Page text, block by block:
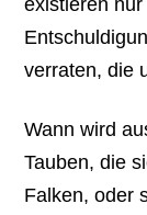
verraten, die
Wann wird
Tauben, die
Falken, oder